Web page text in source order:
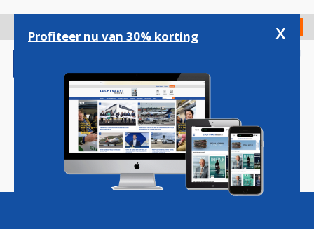
gaan
Check in
Magazine Podcasts Vacatures
Profiteer nu van 30% korting x